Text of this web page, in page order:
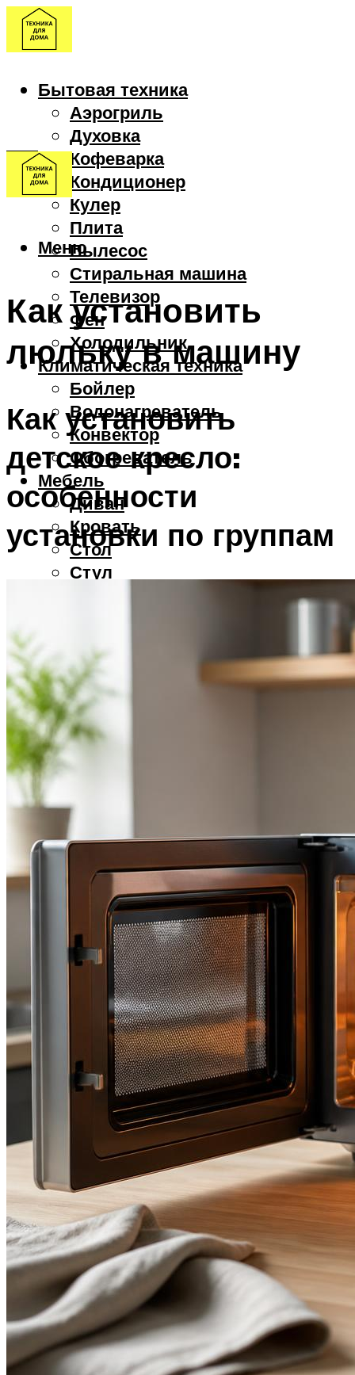
Бытовая техника
Аэрогриль
Духовка
Кофеварка
Кондиционер
Кулер
Плита
Пылесос
Стиральная машина
Телевизор
Фен
Холодильник
Климатическая техника
Бойлер
Водонагреватель
Конвектор
Обогреватель
Мебель
Диван
Кровать
Стол
Стул
Меню
Как установить
люльку в машину
Как установить
детское кресло:
особенности
установки по группам